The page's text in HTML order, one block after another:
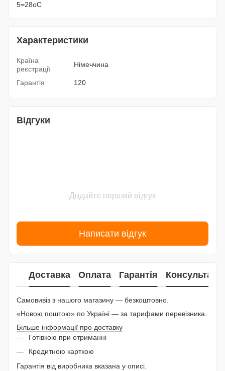
5=28оС
Характеристики
Країна
реєстрації
Німеччина
Гарантія 120
Відгуки
Додайте перший відгук
Написати відгук
Доставка Оплата Гарантія Консультація
Самовивіз з нашого магазину — безкоштовно.
«Новою поштою» по Україні — за тарифами перевізника.
Більше інформації про доставку
Готівкою при отриманні
Кредитною карткою
Гарантія від виробника вказана у описі.